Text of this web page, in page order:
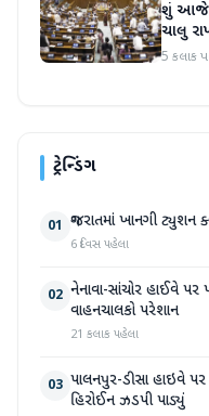
શું આજે
ચાલુ
5 કલાક
ટ્રેન્ડિંગ
01 ગુજરાતમાં ખાનગી
6 દિવસ પહેલા
02 નેનાવા-સાંચોર હાઈવે પર
વાહનચાલકો પરેશાન
21 કલાક પહેલા
03 પાલનપુર-ડીસા હાઇવે
હિરોઈન ઝડપી પાડ્યું